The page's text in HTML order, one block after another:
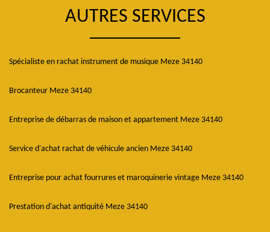
AUTRES SERVICES
Spécialiste en rachat instrument de musique Meze 34140
Brocanteur Meze 34140
Entreprise de débarras de maison et appartement Meze 34140
Service d'achat rachat de véhicule ancien Meze 34140
Entreprise pour achat fourrures et maroquinerie vintage Meze 34140
Prestation d'achat antiquité Meze 34140